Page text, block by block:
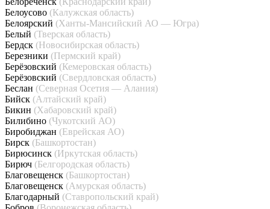
Белоусово (Калужская область)
Белоярский (Ханты-Мансийский АО — Югра)
Белый (Тверская область)
Бердск (Новосибирская область)
Березники (Пермский край)
Берёзовский (Кемеровская область)
Берёзовский (Свердловская область)
Беслан (Северная Осетия — Алания)
Бийск (Алтайский край)
Бикин (Хабаровский край)
Билибино (Чукотский АО)
Биробиджан (Еврейская АО)
Бирск (Башкортостан)
Бирюсинск (Иркутская область)
Бирюч (Белгородская область)
Благовещенск (Башкортостан)
Благовещенск (Амурская область)
Благодарный (Ставропольский край)